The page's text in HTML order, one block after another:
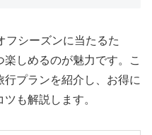
フシーズンに当たるた
しめるのが魅力です。こ
行プランを紹介し、お得に
も解説します。